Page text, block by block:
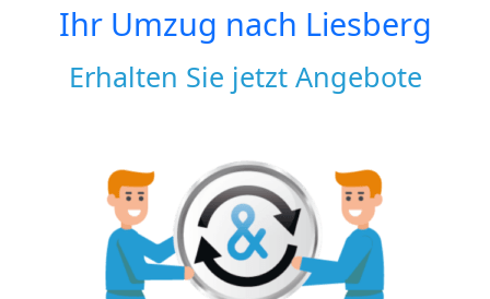
Ihr Umzug nach Liesberg
Erhalten Sie jetzt Angebote